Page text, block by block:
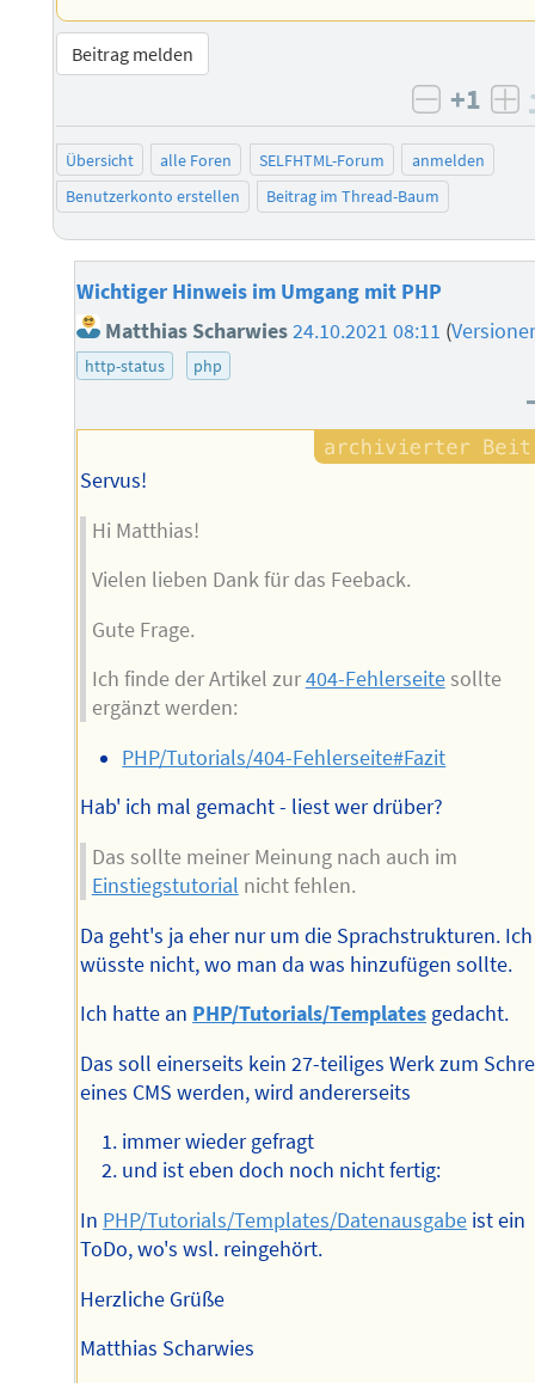
Beitrag melden
negativ
+1
Übersicht alle Foren SELFHTML-Forum
anmelden
Benutzerkonto erstellen
Beitrag im Thread-Baum
Wichtiger Hinweis im Umgang mit PHP
Matthias Scharwies24.10.2021 08:11 (
http-status php
Servus!
Hi Matthias!
Vielen lieben Dank für das Feeback.
Gute Frage.
Ich finde der Artikel zur404-Fehlerseitesollte
ergänzt werden:
PHP/Tutorials/404-Fehlerseite#Fazit
Hab' ich mal gemacht - liest wer drüber?
Das sollte meiner Meinung nach auch im
Einstiegstutorial nicht fehlen.
Da geht's ja eher nur um die Sprachstrukturen. Ich
wüsste nicht, wo man da was hinzufügen sollte.
Ich hatte an PHP/Tutorials/Templates gedacht.
Das soll einerseits kein 27-teiliges Werk zum
eines CMS werden, wird andererseits
immer wieder gefragt
und ist eben doch noch nicht fertig:
In PHP/Tutorials/Templates/Datenausgabe ist ein
ToDo, wo's wsl. reingehört.
Herzliche Grüße
Matthias Scharwies